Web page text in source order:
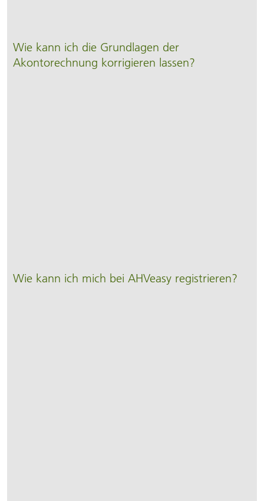
Wie kann ich die Grundlagen der
Akontorechnung korrigieren lassen?
Wie kann ich mich bei AHVeasy registrieren?